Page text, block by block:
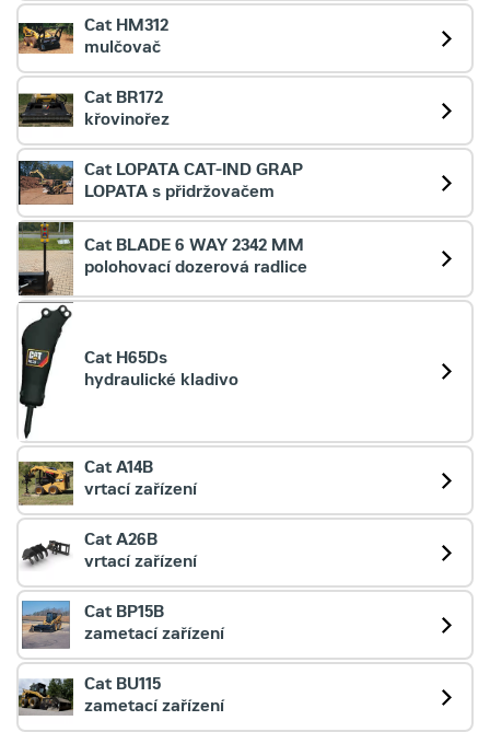
Cat HM312
mulčovač
Cat BR172
křovinořez
Cat LOPATA CAT-IND GRAP
LOPATA s přidržovačem
Cat BLADE 6 WAY 2342 MM
polohovací dozerová radlice
Cat H65Ds
hydraulické kladivo
Cat A14B
vrtací zařízení
Cat A26B
vrtací zařízení
Cat BP15B
zametací zařízení
Cat BU115
zametací zařízení